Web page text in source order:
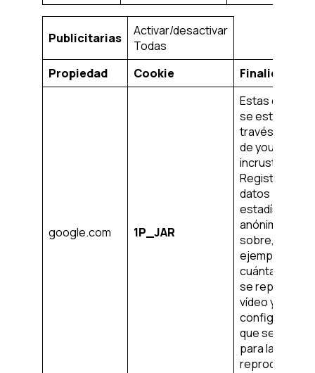
Publicitarias
Activar/desactivar
Todas
Propiedad
Cookie Finalidad
google.com 1P_JAR
Estas cookies
se
través de
de youtube
incrustados.
Registran los
datos
estadísticos
anónimos
sobre, por
ejemplo,
cuántas
se reproduce
vídeo y las
que se utilizan
para la
reproducción.